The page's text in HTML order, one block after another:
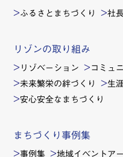
ふるさとまちづくり 社
リゾンの取り組み
リゾベーション コミュ
未来繁栄の絆づくり 生
安心安全なまちづくり
まちづくり事例集
事例集 地域イベントア